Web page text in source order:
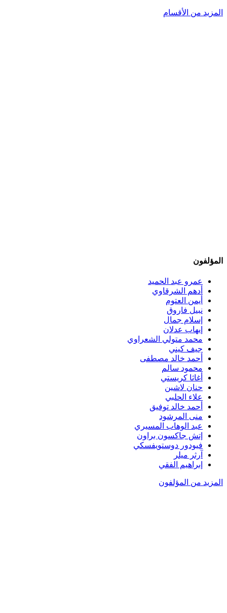
المزيد من الأقسام
المؤلفون
عمرو عبد الحميد
أدهم الشرقاوي
أيمن العتوم
نبيل فاروق
إسلام جمال
إيهاب عدلان
محمد متولي الشعراوي
جيف كيني
أحمد خالد مصطفى
محمود سالم
أغاثا كريستي
حنان لاشين
علاء الحلبي
أحمد خالد توفيق
منى المرشود
عبد الوهاب المسيري
إتش جاكسون براون
فيودور دوستويفسكي
آرثر ميلر
إبراهيم الفقي
المزيد من المؤلفون